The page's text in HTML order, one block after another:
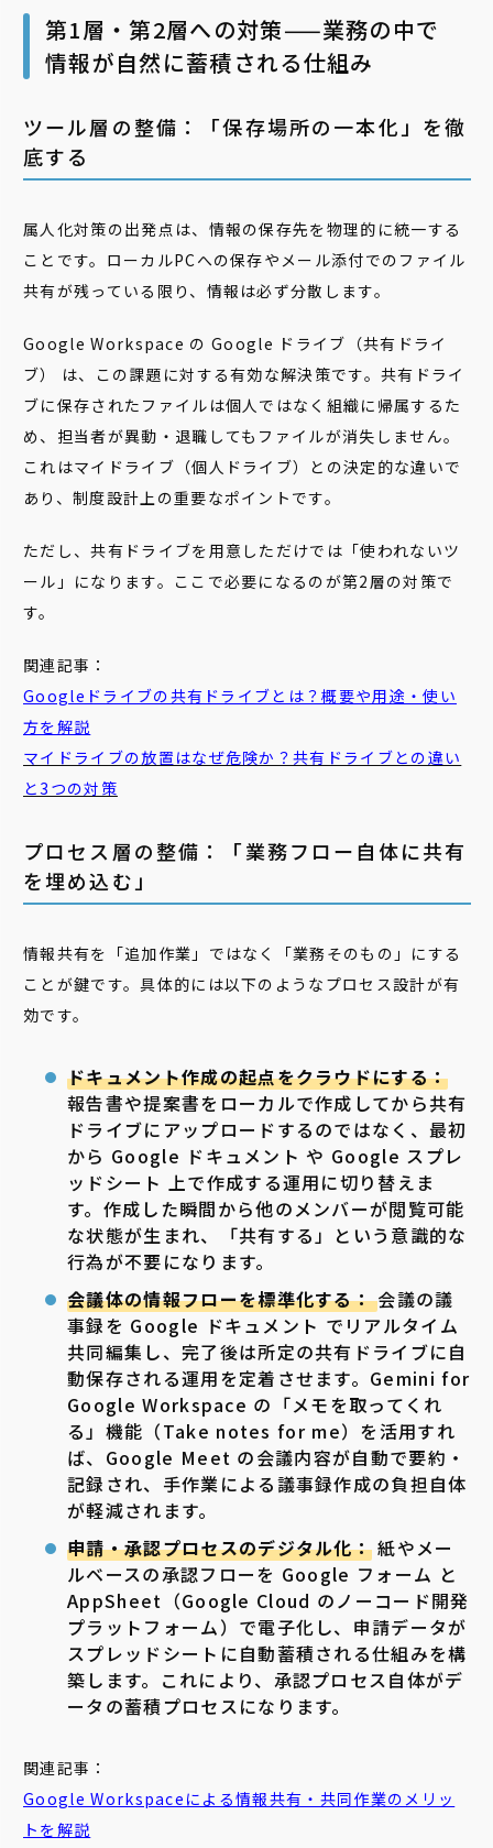
第1層・第2層への対策——業務の中で
情報が自然に蓄積される仕組み
ツール層の整備：「保存場所の一本化」を徹
底する
属人化対策の出発点は、情報の保存先を物理的に統一する
ことです。ローカルPCへの保存やメール添付でのファイル
共有が残っている限り、情報は必ず分散します。
Google Workspace の Google ドライブ（共有ドライ
ブ） は、この課題に対する有効な解決策です。共有ドライ
ブに保存されたファイルは個人ではなく組織に帰属するた
め、担当者が異動・退職してもファイルが消失しません。
これはマイドライブ（個人ドライブ）との決定的な違いで
あり、制度設計上の重要なポイントです。
ただし、共有ドライブを用意しただけでは「使われないツ
ール」になります。ここで必要になるのが第2層の対策で
す。
関連記事：
Googleドライブの共有ドライブとは？概要や用途・使い
方を解説
マイドライブの放置はなぜ危険か？共有ドライブとの違い
と3つの対策
プロセス層の整備：「業務フロー自体に共有
を埋め込む」
情報共有を「追加作業」ではなく「業務そのもの」にする
ことが鍵です。具体的には以下のようなプロセス設計が有
効です。
ドキュメント作成の起点をクラウドにする：
報告書や提案書をローカルで作成してから共有
ドライブにアップロードするのではなく、最初
から Google ドキュメント や Google スプレ
ッドシート 上で作成する運用に切り替えま
す。作成した瞬間から他のメンバーが閲覧可能
な状態が生まれ、「共有する」という意識的な
行為が不要になります。
会議体の情報フローを標準化する：会議の議
事録を Google ドキュメント でリアルタイム
共同編集し、完了後は所定の共有ドライブに自
動保存される運用を定着させます。Gemini for
Google Workspace の「メモを取ってくれ
る」機能（Take notes for me）を活用すれ
ば、Google Meet の会議内容が自動で要約・
記録され、手作業による議事録作成の負担自体
が軽減されます。
申請・承認プロセスのデジタル化： 紙やメー
ルベースの承認フローを Google フォーム と
AppSheet（Google Cloud のノーコード開発
プラットフォーム）で電子化し、申請データが
スプレッドシートに自動蓄積される仕組みを構
築します。これにより、承認プロセス自体がデ
ータの蓄積プロセスになります。
関連記事：
Google Workspaceによる情報共有・共同作業のメリッ
トを解説